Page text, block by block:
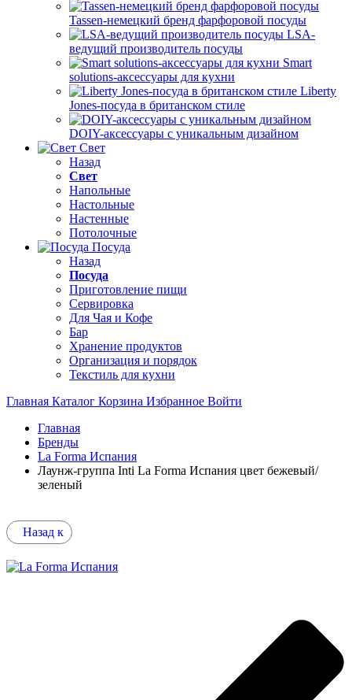
Tassen-немецкий бренд фарфоровой посуды
LSA-
ведущий производитель посуды
Smart
solutions-аксессуары для кухни
Liberty
Jones-посуда в британском стиле
DOIY-аксессуары с уникальным дизайном
Свет
Назад
Свет
Напольные
Настольные
Настенные
Потолочные
Посуда
Назад
Посуда
Приготовление пищи
Сервировка
Для Чая и Кофе
Бар
Хранение продуктов
Организация и порядок
Текстиль для кухни
Главная Каталог Корзина Избранное Войти
Главная
Бренды
La Forma Испания
Лаунж-группа Inti La Forma Испания цвет бежевый/
зеленый
Назад к